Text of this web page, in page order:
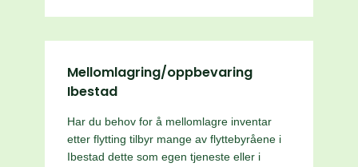
Mellomlagring/oppbevaring
Ibestad
Har du behov for å mellomlagre inventar
etter flytting tilbyr mange av flyttebyråene i
Ibestad dette som egen tjeneste eller i